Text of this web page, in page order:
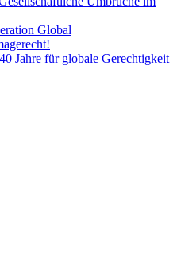
Global
Jahre für globale Gerechtigkeit